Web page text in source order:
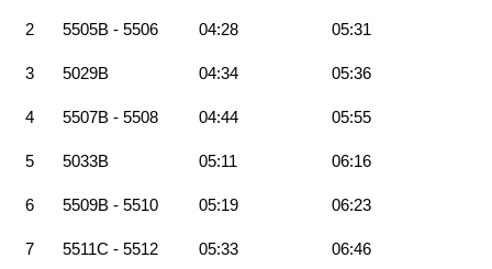
2 5505B - 5506 04:28 05:31
3 5029B 04:34 05:36
4 5507B - 5508 04:44 05:55
5 5033B 05:11 06:16
6 5509B - 5510 05:19 06:23
7 5511C - 5512 05:33 06:46